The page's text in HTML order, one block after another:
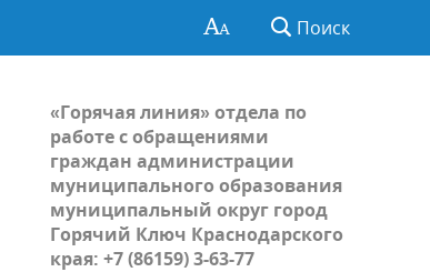
Поиск
«Горячая линия» отдела по
работе с обращениями
граждан администрации
муниципального образования
муниципальный округ город
Горячий Ключ Краснодарского
края: +7 (86159) 3-63-77